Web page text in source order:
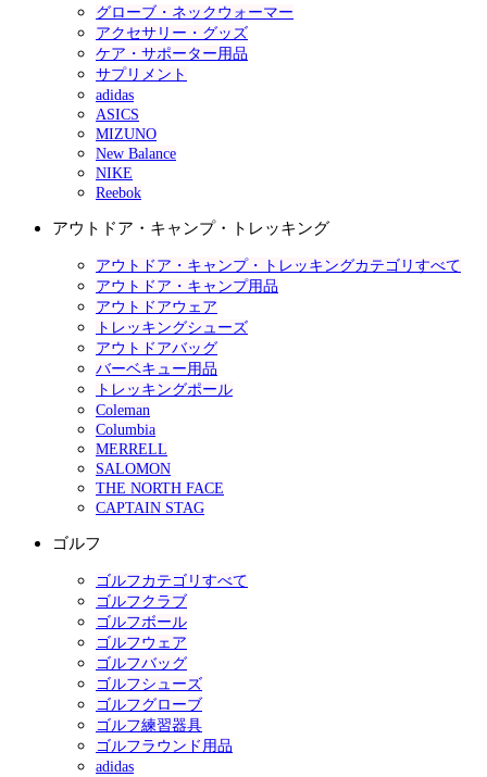
グローブ・ネックウォーマー
アクセサリー・グッズ
ケア・サポーター用品
サプリメント
adidas
ASICS
MIZUNO
New Balance
NIKE
Reebok
アウトドア・キャンプ・トレッキング
アウトドア・キャンプ・トレッキングカテゴリすべて
アウトドア・キャンプ用品
アウトドアウェア
トレッキングシューズ
アウトドアバッグ
バーベキュー用品
トレッキングポール
Coleman
Columbia
MERRELL
SALOMON
THE NORTH FACE
CAPTAIN STAG
ゴルフ
ゴルフカテゴリすべて
ゴルフクラブ
ゴルフボール
ゴルフウェア
ゴルフバッグ
ゴルフシューズ
ゴルフグローブ
ゴルフ練習器具
ゴルフラウンド用品
adidas